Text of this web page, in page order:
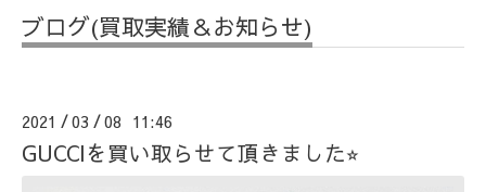
ブログ(買取実績＆お知らせ)
2021 /03 /08 11:46
GUCCIを買い取らせて頂きました⭐︎